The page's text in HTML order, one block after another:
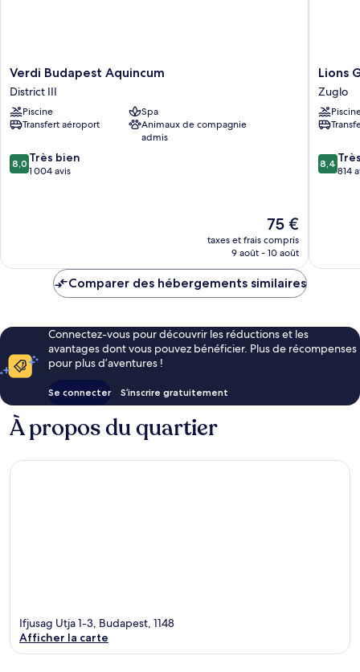
Verdi
Budapest
Aquincum
District
III
Verdi Budapest Aquincum
District III
Piscine
Spa
Transfert aéroport
Animaux de compagnie
admis
8.0
sur
8,0 Très bien
1 004 avis
Le
nouveau
prix
de
75 €
taxes et frais compris
9 août - 10 août
Lions
Garden
Hotel
Zuglo
Lions
Zuglo
8.4
sur
8,4
814
Comparer des hébergements similaires
Connectez-vous pour découvrir les réductions et les
avantages dont vous pouvez bénéficier. Plus de récompenses
pour plus d’aventures !
Se connecter S’inscrire gratuitement
À propos du quartier
Ifjusag Utja 1-3, Budapest, 1148
Afficher la carte